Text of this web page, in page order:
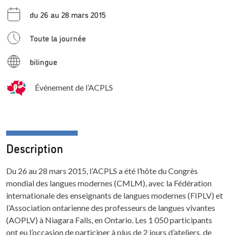
du 26 au 28 mars 2015
Toute la journée
bilingue
Événement de l’ACPLS
Description
Du 26 au 28 mars 2015, l’ACPLS a été l’hôte du Congrès
mondial des langues modernes (CMLM), avec la Fédération
internationale des enseignants de langues modernes (FIPLV) et
l’Association ontarienne des professeurs de langues vivantes
(AOPLV) à Niagara Falls, en Ontario. Les 1 050 participants
ont eu l’occasion de participer à plus de 2 jours d’ateliers, de